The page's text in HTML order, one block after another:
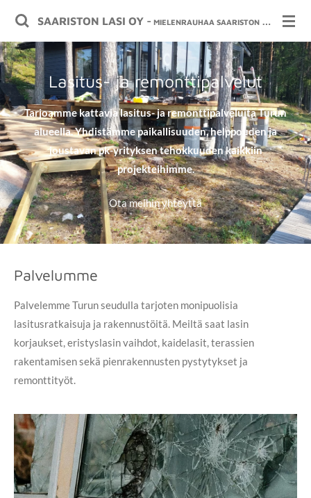
Siirry
SAARISTON LASI OY - MIELENRAUHAA SAARISTON OLOSUHTEISIIN
Lasitus- ja remonttipalvelut
Tarjoamme kattavia lasitus- ja remonttipalveluita Turun
alueella. Yhdistämme paikallisuuden, helppouden ja
joustavan pk-yrityksen tehokkuuden kaikkiin
projekteihimme.
Ota meihin yhteyttä
Palvelumme
Palvelemme Turun seudulla tarjoten monipuolisia
lasitusratkaisuja ja rakennustöitä. Meiltä saat lasin
korjaukset, eristyslasin vaihdot, kaidelasit, terassien
rakentamisen sekä pienrakennusten pystytykset ja
remonttityöt.